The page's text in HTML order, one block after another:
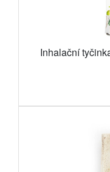
Inhalační